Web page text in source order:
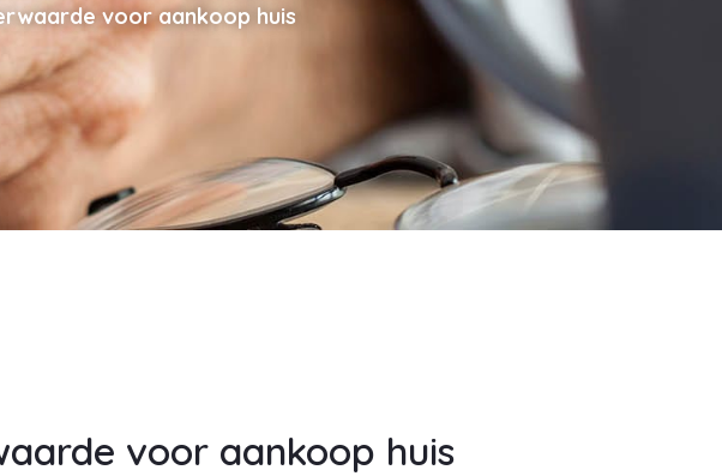
voor aankoop huis
voor aankoop huis